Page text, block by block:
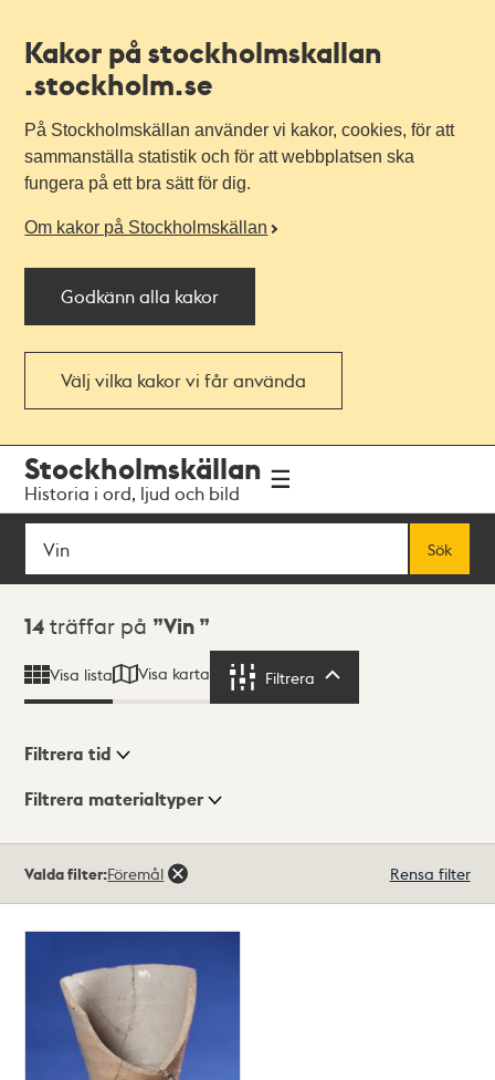
Kakor på stockholmskallan
.stockholm.se
På Stockholmskällan använder vi kakor, cookies, för att
sammanställa statistik och för att webbplatsen ska
fungera på ett bra sätt för dig.
Om kakor på Stockholmskällan
Godkänn alla kakor
Välj vilka kakor vi får använda
navigationen
huvudinnehållet
Stockholmskällan
Historia i ord, ljud och bild
Sök
Sök
Sökresultat
14 träffar på Vin
Visa lista Visa karta Filtrera
Visningsläge
Filtrera tid
Filtrera materialtyper
träffar
Valda filter:Föremål Rensa filter